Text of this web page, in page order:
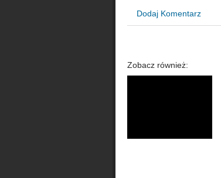
Dodaj Komentarz
Zobacz również: